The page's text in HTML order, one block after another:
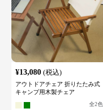
¥13,080 (税込)
アウトドアチェア 折りたたみ式
キャンプ用木製チェア
全2色